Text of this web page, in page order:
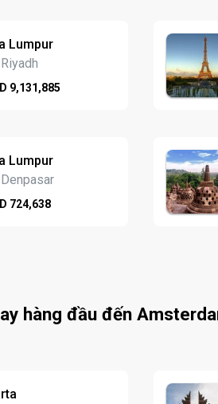
Lumpur
9,131,885
Lumpur
724,638
hàng đầu đến